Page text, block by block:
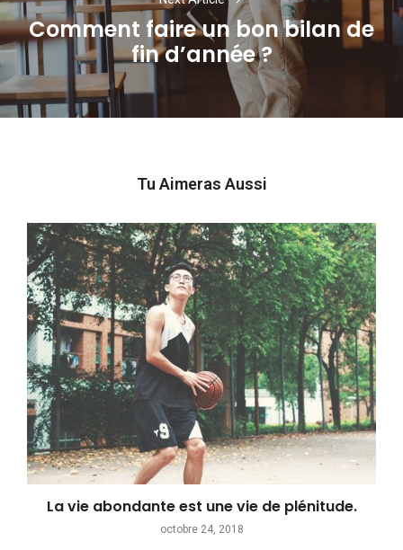
Next
post:
Comment faire un bon bilan de
fin d’année ?
Tu Aimeras Aussi
La vie abondante est une vie de plénitude.
octobre 24, 2018